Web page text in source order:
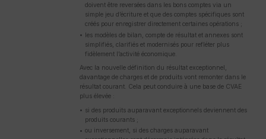
doivent être reversées dans les bons comptes via un
simple jeu d’écriture et que des comptes spécifiques sont
créés pour enregistrer directement certaines opérations ;
les modèles de bilan, compte de résultat et annexes sont
simplifiés, clarifiés et modernisés pour refléter plus
fidèlement l’activité économique.
Avec la nouvelle définition du résultat exceptionnel,
davantage de charges et de produits vont remonter dans le
résultat courant. Cela peut conduire à une base de CVAE
plus élevée :
si des produits auparavant exceptionnels deviennent des
produits courants ;
ou inversement, si des charges auparavant